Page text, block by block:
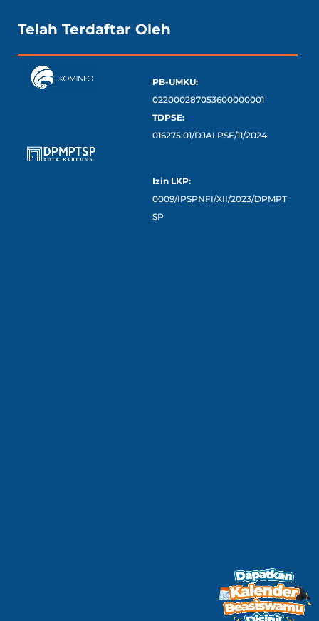
Telah Terdaftar Oleh
PB-UMKU:
022000287053600000001
TDPSE:
016275.01/DJAI.PSE/11/2024
Izin LKP:
0009/IPSPNFI/XII/2023/DPMPT
SP